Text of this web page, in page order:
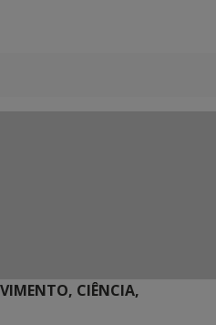
CIÊNCIA,